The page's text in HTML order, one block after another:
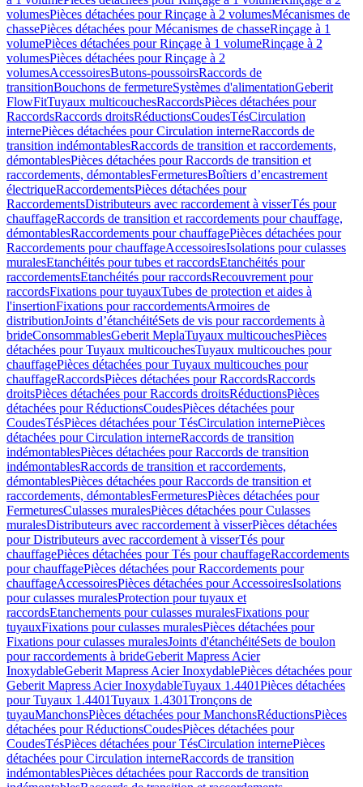
volumesPièces détachées pour Rinçage à 2 volumesMécanismes de
chassePièces détachées pour Mécanismes de chasseRinçage à 1
volumePièces détachées pour Rinçage à 1 volumeRinçage à 2
volumesPièces détachées pour Rinçage à 2
volumesAccessoiresButons-poussoirsRaccords de
transitionBouchons de fermetureSystèmes d'alimentationGeberit
FlowFitTuyaux multicouchesRaccordsPièces détachées pour
RaccordsRaccords droitsRéductionsCoudesTésCirculation
internePièces détachées pour Circulation interneRaccords de
transition indémontablesRaccords de transition et raccordements,
démontablesPièces détachées pour Raccords de transition et
raccordements, démontablesFermeturesBoîtiers d’encastrement
électriqueRaccordementsPièces détachées pour
RaccordementsDistributeurs avec raccordement à visserTés pour
chauffageRaccords de transition et raccordements pour chauffage,
démontablesRaccordements pour chauffagePièces détachées pour
Raccordements pour chauffageAccessoiresIsolations pour culasses
muralesEtanchéités pour tubes et raccordsEtanchéités pour
raccordementsEtanchéités pour raccordsRecouvrement pour
raccordsFixations pour tuyauxTubes de protection et aides à
l'insertionFixations pour raccordementsArmoires de
distributionJoints d’étanchéitéSets de vis pour raccordements à
brideConsommablesGeberit MeplaTuyaux multicouchesPièces
détachées pour Tuyaux multicouchesTuyaux multicouches pour
chauffagePièces détachées pour Tuyaux multicouches pour
chauffageRaccordsPièces détachées pour RaccordsRaccords
droitsPièces détachées pour Raccords droitsRéductionsPièces
détachées pour RéductionsCoudesPièces détachées pour
CoudesTésPièces détachées pour TésCirculation internePièces
détachées pour Circulation interneRaccords de transition
indémontablesPièces détachées pour Raccords de transition
indémontablesRaccords de transition et raccordements,
démontablesPièces détachées pour Raccords de transition et
raccordements, démontablesFermeturesPièces détachées pour
FermeturesCulasses muralesPièces détachées pour Culasses
muralesDistributeurs avec raccordement à visserPièces détachées
pour Distributeurs avec raccordement à visserTés pour
chauffagePièces détachées pour Tés pour chauffageRaccordements
pour chauffagePièces détachées pour Raccordements pour
chauffageAccessoiresPièces détachées pour AccessoiresIsolations
pour culasses muralesProtection pour tuyaux et
raccordsEtanchements pour culasses muralesFixations pour
tuyauxFixations pour culasses muralesPièces détachées pour
Fixations pour culasses muralesJoints d'étanchéitéSets de boulon
pour raccordements à brideGeberit Mapress Acier
InoxydableGeberit Mapress Acier InoxydablePièces détachées pour
Geberit Mapress Acier InoxydableTuyaux 1.4401Pièces détachées
pour Tuyaux 1.4401Tuyaux 1.4301Tronçons de
tuyauManchonsPièces détachées pour ManchonsRéductionsPièces
détachées pour RéductionsCoudesPièces détachées pour
CoudesTésPièces détachées pour TésCirculation internePièces
détachées pour Circulation interneRaccords de transition
indémontablesPièces détachées pour Raccords de transition